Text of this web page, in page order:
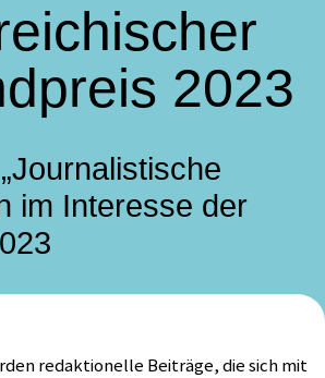
2023
im Interesse der
redaktionelle Beiträge, die sich mit